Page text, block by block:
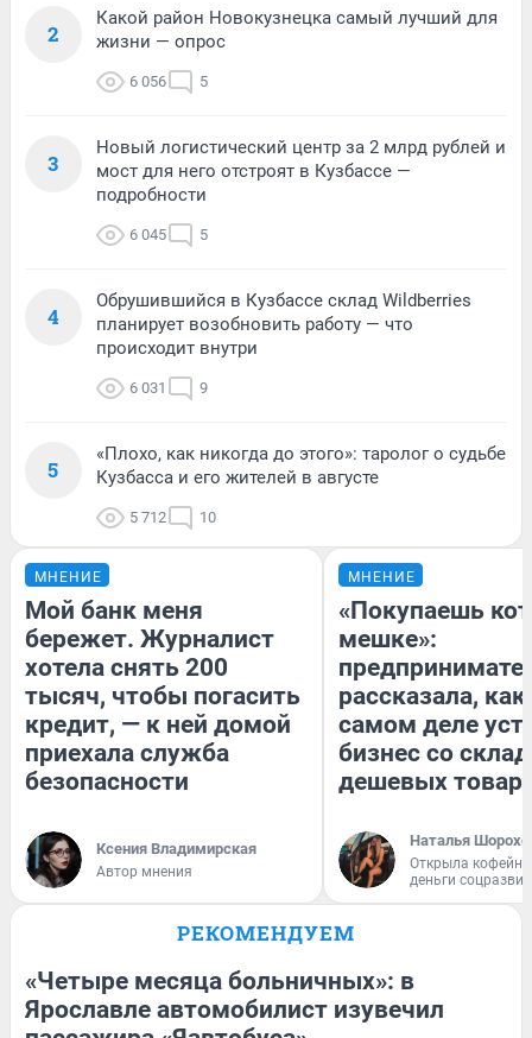
2
Какой район Новокузнецка самый лучший для
жизни — опрос
6 056 5
3
Новый логистический центр за 2 млрд рублей и
мост для него отстроят в Кузбассе —
подробности
6 045 5
4
Обрушившийся в Кузбассе склад Wildberries
планирует возобновить работу — что
происходит внутри
6 031 9
5
«Плохо, как никогда до этого»: таролог о судьбе
Кузбасса и его жителей в августе
5 712 10
МНЕНИЕ
Мой банк меня
бережет. Журналист
хотела снять 200
тысяч, чтобы погасить
кредит, — к ней домой
приехала служба
безопасности
Ксения Владимирская
Автор мнения
МНЕНИЕ
«Покупаешь
мешке»:
рассказала, как
самом деле
бизнес со
дешевых
Наталья
Открыла
деньги
РЕКОМЕНДУЕМ
«Четыре месяца больничных»: в
Ярославле автомобилист изувечил